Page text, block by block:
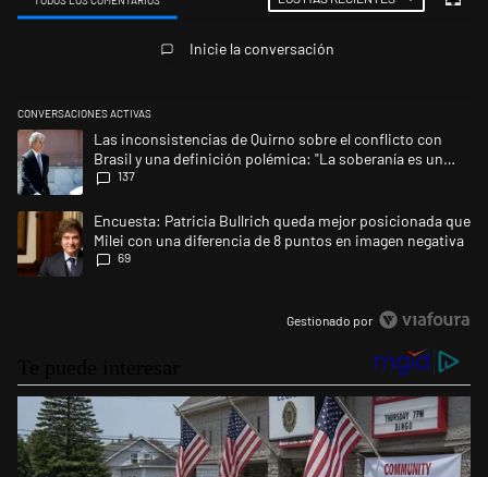
Inicie la conversación
CONVERSACIONES ACTIVAS
Este listado muestra los artículos con más comentarios en los últimos
Un artículo de tendencia con el título "Las inconsistencias de Quirno
Las inconsistencias de Quirno sobre el conflicto con
Brasil y una definición polémica: "La soberanía es un
concepto antiguo"
137
Un artículo de tendencia con el título "Encuesta: Patricia Bullrich
Encuesta: Patricia Bullrich queda mejor posicionada que
Milei con una diferencia de 8 puntos en imagen negativa
69
Gestionado por